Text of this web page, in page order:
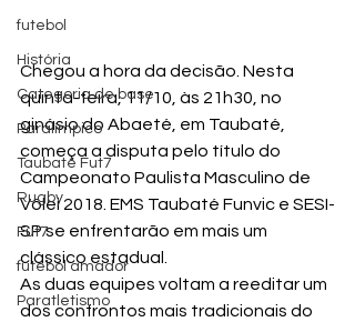
futebol
História
Categoria de base
Paralímpico
Taubaté Fut7
Rugby
Fut7
futebol amador
Paratletismo
Chegou a hora da decisão. Nesta
quinta-feira, 11/10, às 21h30, no
ginásio do Abaeté, em Taubaté,
começa a disputa pelo título do
Campeonato Paulista Masculino de
Vôlei 2018. EMS Taubaté Funvic e SESI-
SP se enfrentarão em mais um
clássico estadual.
As duas equipes voltam a reeditar um
dos confrontos mais tradicionais do